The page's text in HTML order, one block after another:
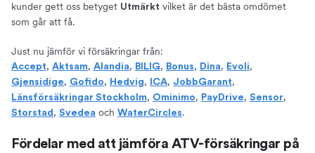
kunder gett oss betyget Utmärkt vilket är det bästa omdömet
som går att få.
Just nu jämför vi försäkringar från:
Accept, Aktsam, Alandia, BILIG, Bonus, Dina, Evoli,
Gjensidige, Gofido, Hedvig, ICA, JobbGarant,
Länsförsäkringar Stockholm, Ominimo, PayDrive, Sensor,
Storstad , Svedea och WaterCircles.
Fördelar med att jämföra ATV-försäkringar på